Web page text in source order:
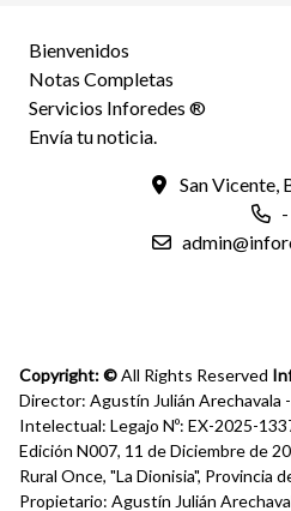
Bienvenidos
Notas Completas
Servicios Inforedes ®
Envía tu noticia.
San Vicente,
-
Copyright: ©All Rights Reserved
Director: Agustín Julián Arechavala
Intelectual: Legajo Nº: EX-2025-
Edición N007, 11 de Diciembre de
Rural Once, "La Dionisia", Provincia
Propietario: Agustín Julián